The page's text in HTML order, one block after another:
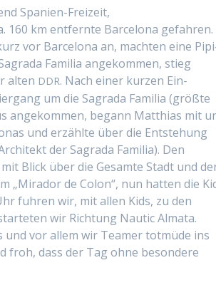
Spanien-Freizeit,
160 km ent­fer­nte Barcelona gefahren.
vor Barcelona an, macht­en eine
Famil­ia angekom­men, stieg
alten DDR. Nach ein­er kurzen Ein­
um die Sagra­da Famil­ia (größte
angekom­men, begann Matthias mit
und erzählte über die Entste­hung
der Sagra­da Famil­ia). Den
Blick über die Gesamte Stadt und
„Mirador de Colon“, nun hat­ten die
fuhren wir, mit allen Kids, zu den
wir Rich­tung Nau­tic Alma­ta.
und vor allem wir Team­er tot­müde ins
froh, dass der Tag ohne beson­dere